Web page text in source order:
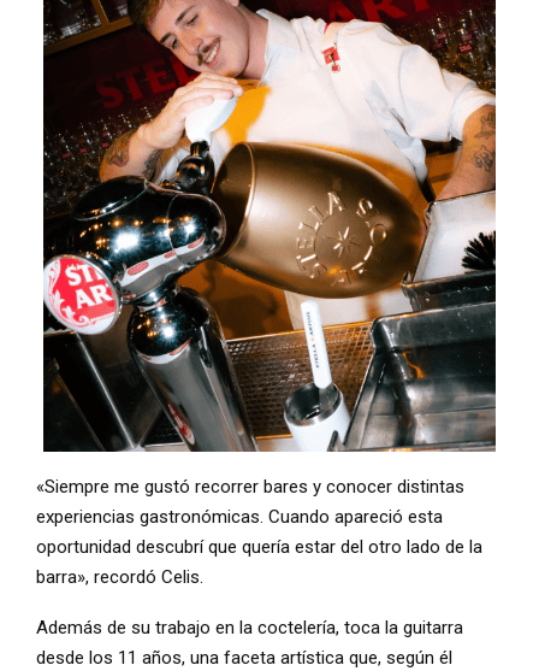
«Siempre me gustó recorrer bares y conocer distintas
experiencias gastronómicas. Cuando apareció esta
oportunidad descubrí que quería estar del otro lado de la
barra», recordó Celis.
Además de su trabajo en la coctelería, toca la guitarra
desde los 11 años, una faceta artística que, según él